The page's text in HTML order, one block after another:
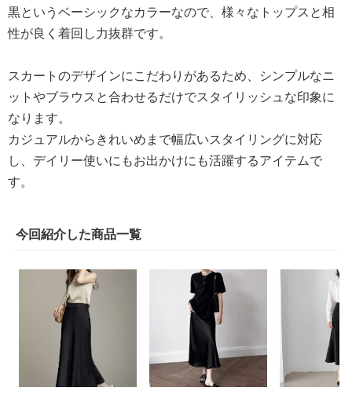
黒というベーシックなカラーなので、様々なトップスと相
性が良く着回し力抜群です。
スカートのデザインにこだわりがあるため、シンプルなニ
ットやブラウスと合わせるだけでスタイリッシュな印象に
なります。
カジュアルからきれいめまで幅広いスタイリングに対応
し、デイリー使いにもお出かけにも活躍するアイテムで
す。
今回紹介した商品一覧